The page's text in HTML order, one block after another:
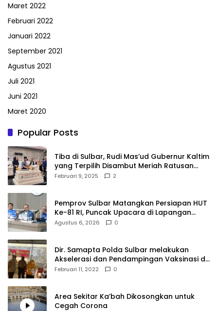
Maret 2022
Februari 2022
Januari 2022
September 2021
Agustus 2021
Juli 2021
Juni 2021
Maret 2020
Popular Posts
Tiba di Sulbar, Rudi Mas’ud Gubernur Kaltim
yang Terpilih Disambut Meriah Ratusan
Masyarakat
Februari 9, 2025 2
Pemprov Sulbar Matangkan Persiapan HUT
Ke-81 RI, Puncak Upacara di Lapangan
Ahmad Kirang
Agustus 6, 2026 0
Dir. Samapta Polda Sulbar melakukan
Akselerasi dan Pendampingan Vaksinasi di
SDN 001 Polewali
Februari 11, 2022 0
Area Sekitar Ka’bah Dikosongkan untuk
Cegah Corona